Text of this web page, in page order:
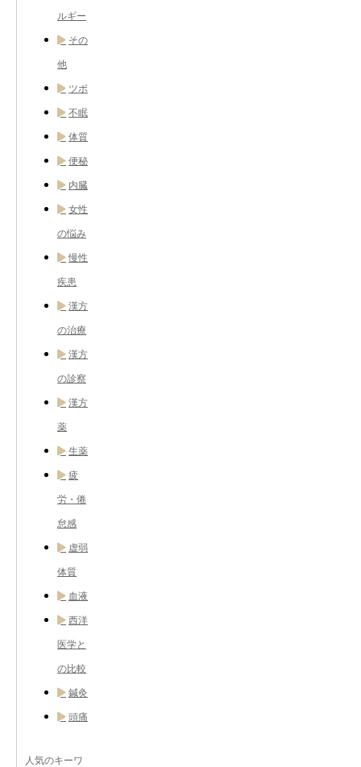
ルギー
その
他
ツボ
不眠
体質
便秘
内臓
女性
の悩み
慢性
疾患
漢方
の治療
漢方
の診察
漢方
薬
生薬
疲
労・倦
怠感
虚弱
体質
血液
西洋
医学と
の比較
鍼灸
頭痛
人気のキーワ